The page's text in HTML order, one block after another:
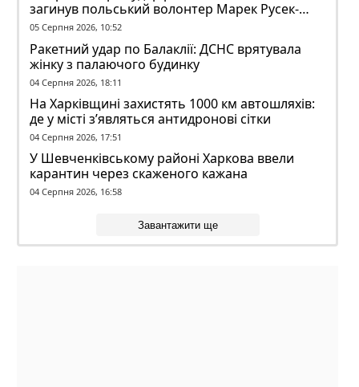
загинув польський волонтер Марек Русек-
Вольський
05 Серпня 2026, 10:52
Ракетний удар по Балаклії: ДСНС врятувала
жінку з палаючого будинку
04 Серпня 2026, 18:11
На Харківщині захистять 1000 км автошляхів:
де у місті з’являться антидронові сітки
04 Серпня 2026, 17:51
У Шевченківському районі Харкова ввели
карантин через скаженого кажана
04 Серпня 2026, 16:58
Завантажити ще